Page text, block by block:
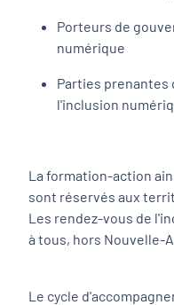
Porteurs de
numérique
Parties prenantes
l'inclusion
La formation-action
sont réservés aux
Les rendez-vous de
à tous, hors Nouvelle-
Le cycle